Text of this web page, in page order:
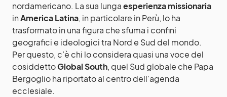
nordamericano. La sua lungaesperienza missionaria
inAmerica Latina, in particolare in Perù, lo ha
trasformato in una figura che sfuma i confini
geografici e ideologici tra Nord e Sud del mondo.
Per questo, c’è chi lo considera quasi una voce del
cosiddettoGlobal South, quel Sud globale che Papa
Bergoglio ha riportato al centro dell’agenda
ecclesiale.